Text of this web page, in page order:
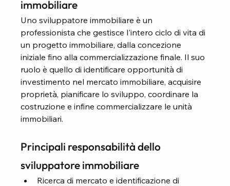
immobiliare
Uno sviluppatore immobiliare è un
professionista che gestisce l'intero ciclo di vita di
un progetto immobiliare, dalla concezione
iniziale fino alla commercializzazione finale. Il suo
ruolo è quello di identificare opportunità di
investimento nel mercato immobiliare, acquisire
proprietà, pianificare lo sviluppo, coordinare la
costruzione e infine commercializzare le unità
immobiliari.
Principali responsabilità dello
sviluppatore immobiliare
Ricerca di mercato e identificazione di